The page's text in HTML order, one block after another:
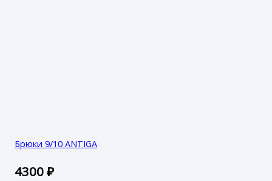
Брюки 9/10 ANTIGA
4300₽